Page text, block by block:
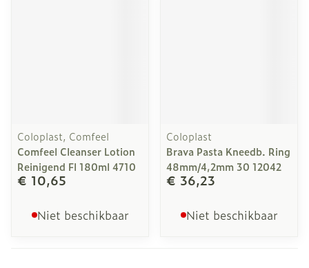
Coloplast, Comfeel
Comfeel Cleanser Lotion
Reinigend Fl 180ml 4710
€ 10,65
Niet beschikbaar
Coloplast
Brava Pasta Kneedb. Ring
48mm/4,2mm 30 12042
€ 36,23
Niet beschikbaar